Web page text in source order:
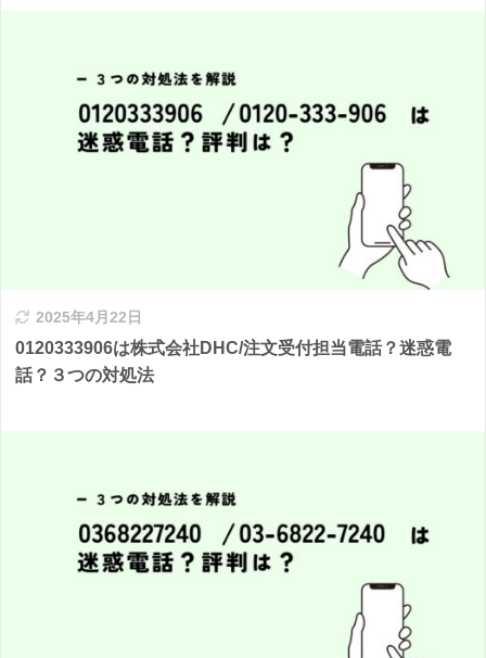
2025年4月22日
0120333906は株式会社DHC/注文受付担当電話？迷惑電
話？３つの対処法